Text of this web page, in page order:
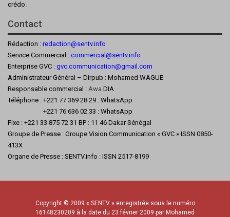
crédo.
Contact
Rédaction : redaction@sentv.info
Service Commercial : commercial@sentv.info
Enterprise GVC : gvc.communication@gmail.com
Administrateur Général – Dirpub : Mohamed WAGUE
Responsable commercial : Awa DIA
Téléphone : +221 77 369 28 29 : WhatsApp
+221 76 636 02 33 : WhatsApp
Fixe : +221 33 875 72 31 BP : 11 46 Dakar Sénégal
Groupe de Presse : Groupe Vision Communication « GVC » ISSN 0850-
413X
Organe de Presse : SENTV.info : ISSN 2517-8199
Copyright © 2009 « SENTV » enregistrée sous le numéro
16148230209 à la date du 23 février 2009 par Mohamed